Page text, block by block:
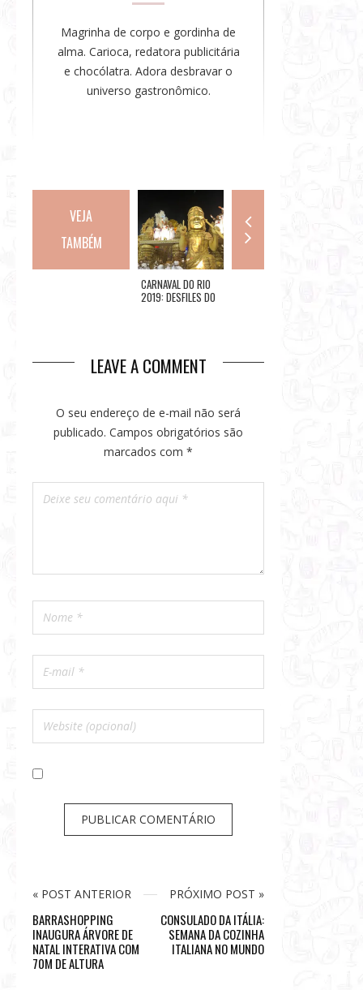
Magrinha de corpo e gordinha de
alma. Carioca, redatora publicitária
e chocólatra. Adora desbravar o
universo gastronômico.
VEJA
TAMBÉM
CARNAVAL DO RIO
2019: DESFILES DO
LEAVE A COMMENT
O seu endereço de e-mail não será
publicado. Campos obrigatórios são
marcados com*
« POST ANTERIOR
BARRASHOPPING
INAUGURA ÁRVORE DE
NATAL INTERATIVA COM
70M DE ALTURA
PRÓXIMO POST »
CONSULADO DA ITÁLIA:
SEMANA DA COZINHA
ITALIANA NO MUNDO